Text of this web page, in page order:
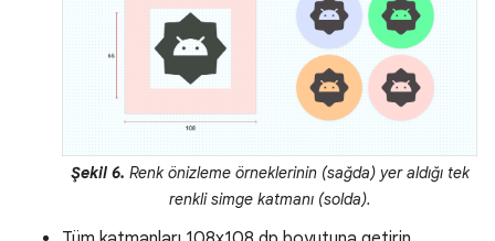
Şekil 6. Renk önizleme örneklerinin (sağda) yer aldığı tek
renkli simge katmanı (solda).